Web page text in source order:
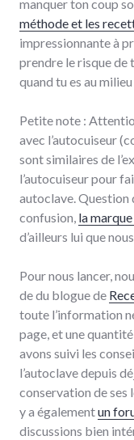
manquer ton coup
méthode et les
impressionnante à
prendre le risque de
quand tu es au
Petite note :
avec l’autocuiseur
sont similaires de
l’autocuiseur pour
autoclave. Question
confusion, la marque
d’ailleurs lui que
Pour nous lancer,
de du blogue de
toute l’information
page, et une
avons suivi les
l’autoclave depuis
conservation de ses
y a égalementun
discussions bien